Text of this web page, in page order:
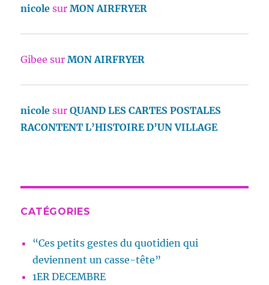
nicole surMON AIRFRYER
Gibee surMON AIRFRYER
nicole surQUAND LES CARTES POSTALES
RACONTENT L’HISTOIRE D’UN VILLAGE
CATÉGORIES
“Ces petits gestes du quotidien qui
deviennent un casse-tête”
1ER DECEMBRE